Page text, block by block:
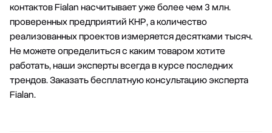
контактов Fialan насчитывает уже более чем 3 млн.
проверенных предприятий КНР, а количество
реализованных проектов измеряется десятками тысяч.
Не можете определиться с каким товаром хотите
работать, наши эксперты всегда в курсе последних
трендов. Заказатьбесплатную консультациюэксперта
Fialan.